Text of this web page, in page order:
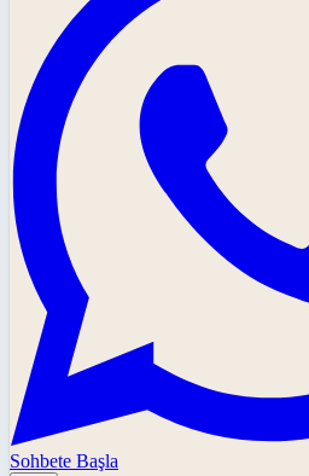
Sohbete Başla